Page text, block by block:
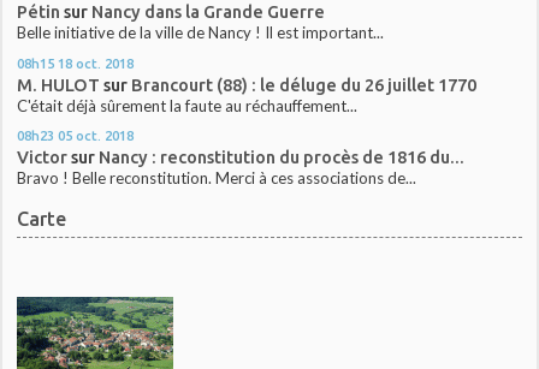
Pétin sur Nancy dans la Grande Guerre
Belle initiative de la ville de Nancy ! Il est important...
08h15 18 oct. 2018
M. HULOT sur Brancourt (88) : le déluge du 26 juillet 1770
C'était déjà sûrement la faute au réchauffement...
08h23 05 oct. 2018
Victorsur Nancy : reconstitution du procès de 1816 du...
Bravo ! Belle reconstitution. Merci à ces associations de...
Carte